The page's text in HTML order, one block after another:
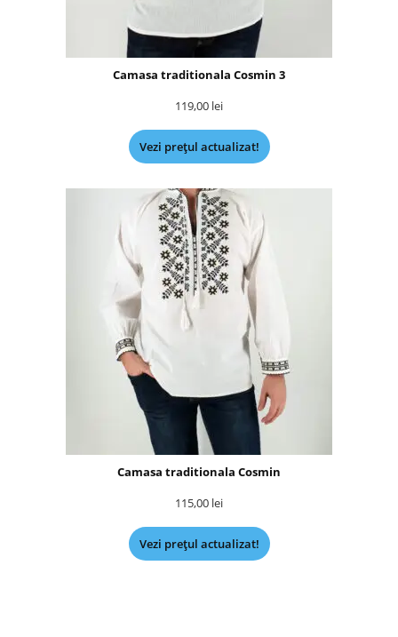
Camasa traditionala Cosmin 3
119,00 lei
Vezi prețul actualizat!
Camasa traditionala Cosmin
115,00 lei
Vezi prețul actualizat!